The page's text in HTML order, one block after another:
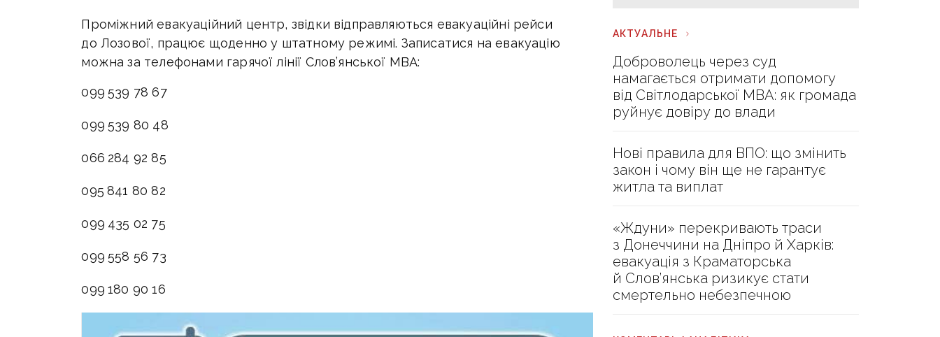
Проміжний евакуаційний центр, звідки відправляються евакуаційні рейси
до Лозової, працює щоденно у штатному режимі. Записатися на евакуацію
можна за телефонами гарячої лінії Слов’янської МВА:
099 539 78 67
099 539 80 48
066 284 92 85
095 841 80 82
099 435 02 75
099 558 56 73
099 180 90 16
АКТУАЛЬНЕ
Доброволець через суд
намагається отримати допомогу
від Світлодарської МВА: як громада
руйнує довіру до влади
Нові правила для ВПО: що змінить
закон і чому він ще не гарантує
житла та виплат
«Ждуни» перекривають траси
з Донеччини на Дніпро й Харків:
евакуація з Краматорська
й Слов’янська ризикує стати
смертельно небезпечною